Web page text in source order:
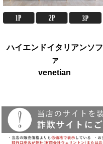
ハイエンドイタリアンソフ
ァ
venetian